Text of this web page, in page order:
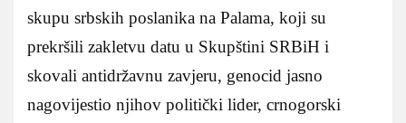
skupu srbskih poslanika na Palama, koji su
prekršili zakletvu datu u Skupštini SRBiH i
skovali antidržavnu zavjeru, genocid jasno
nagovijestio njihov politički lider, crnogorski